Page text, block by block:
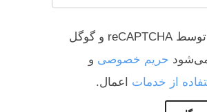
این سایت توسط reCAPTCHA و گوگل
حریم خصوصی و
از خدمات اعمال.